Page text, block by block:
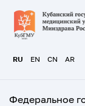
RU EN CN AR
Федеральное